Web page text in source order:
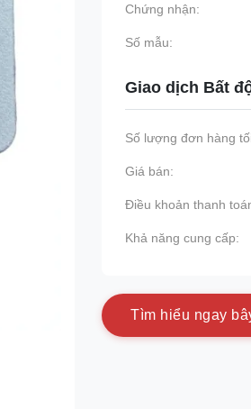
Chứng nhận:
Số mẫu:
Giao dịch Bất
Số lượng đơn hàng
Giá bán:
Điều khoản thanh
Khả năng cung cấp:
Tìm hiểu ngay bâ